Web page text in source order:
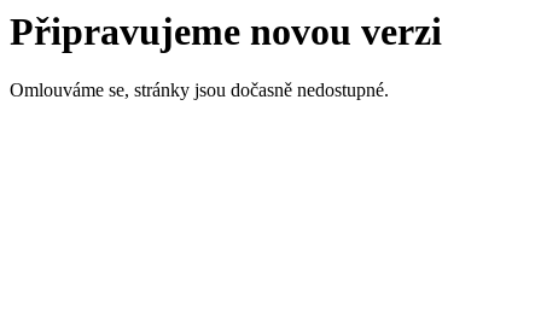
Připravujeme novou verzi
Omlouváme se, stránky jsou dočasně nedostupné.